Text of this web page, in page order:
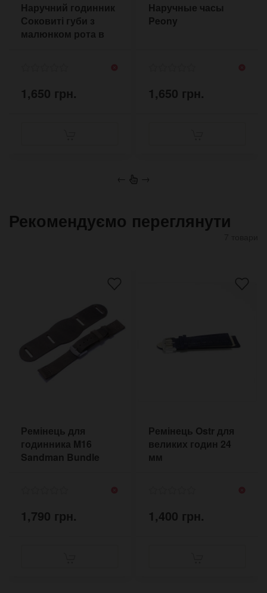
Наручний годинник
Соковиті губи з
малюнком рота в
1,650 грн.
Наручные часы
Peony
1,650 грн.
← →
Рекомендуємо переглянути
Ремінець для
годинника M16
Sandman Bundle
1,790 грн.
Ремінець Ostr для
великих годин 24
мм
1,400 грн.